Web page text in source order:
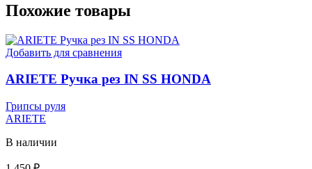
Похожие товары
Добавить для сравнения
ARIETE Ручка рез IN SS HONDA
Грипсы руля
ARIETE
В наличии